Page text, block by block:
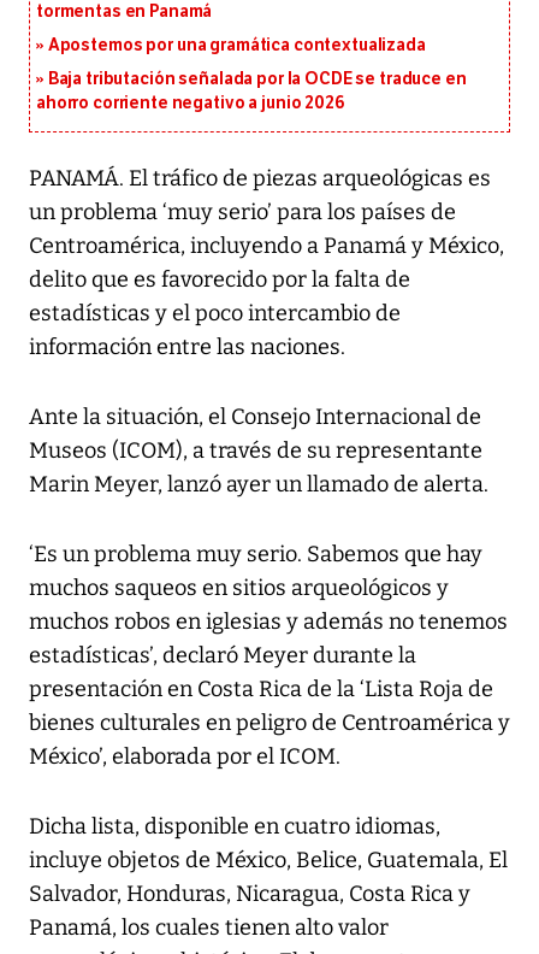
tormentas en Panamá
Apostemos por una gramática contextualizada
Baja tributación señalada por la OCDE se traduce en
ahorro corriente negativo a junio 2026
PANAMÁ. El tráfico de piezas arqueológicas es
un problema ‘muy serio’ para los países de
Centroamérica, incluyendo a Panamá y México,
delito que es favorecido por la falta de
estadísticas y el poco intercambio de
información entre las naciones.
Ante la situación, el Consejo Internacional de
Museos (ICOM), a través de su representante
Marin Meyer, lanzó ayer un llamado de alerta.
‘Es un problema muy serio. Sabemos que hay
muchos saqueos en sitios arqueológicos y
muchos robos en iglesias y además no tenemos
estadísticas’, declaró Meyer durante la
presentación en Costa Rica de la ‘Lista Roja de
bienes culturales en peligro de Centroamérica y
México’, elaborada por el ICOM.
Dicha lista, disponible en cuatro idiomas,
incluye objetos de México, Belice, Guatemala, El
Salvador, Honduras, Nicaragua, Costa Rica y
Panamá, los cuales tienen alto valor